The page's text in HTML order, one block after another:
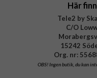
Här
Tele2 by
C/O
15242
Org. nr:
OBS!Ingen butik, du kan